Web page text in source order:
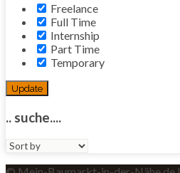
Freelance
Full Time
Internship
Part Time
Temporary
Update
.. suche....
Sort